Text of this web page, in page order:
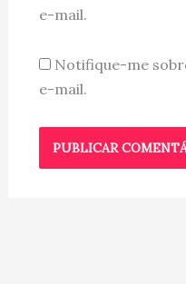
e-mail.
Notifique-me
e-mail.